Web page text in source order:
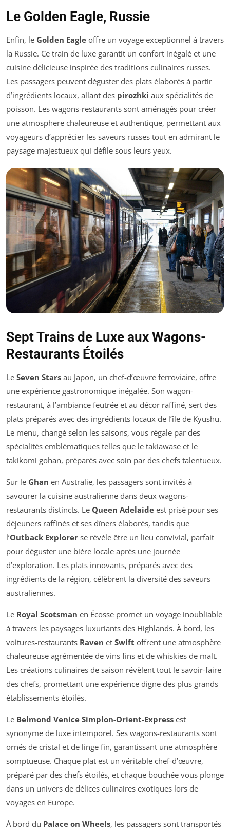
Le Golden Eagle, Russie
Enfin, le Golden Eagle offre un voyage exceptionnel à travers
la Russie. Ce train de luxe garantit un confort inégalé et une
cuisine délicieuse inspirée des traditions culinaires russes.
Les passagers peuvent déguster des plats élaborés à partir
d’ingrédients locaux, allant des pirozhki aux spécialités de
poisson. Les wagons-restaurants sont aménagés pour créer
une atmosphere chaleureuse et authentique, permettant aux
voyageurs d’apprécier les saveurs russes tout en admirant le
paysage majestueux qui défile sous leurs yeux.
Sept Trains de Luxe aux Wagons-
Restaurants Étoilés
Le Seven Stars au Japon, un chef-d’œuvre ferroviaire, offre
une expérience gastronomique inégalée. Son wagon-
restaurant, à l’ambiance feutrée et au décor raffiné, sert des
plats préparés avec des ingrédients locaux de l’île de Kyushu.
Le menu, changé selon les saisons, vous régale par des
spécialités emblématiques telles que le takiawase et le
takikomi gohan, préparés avec soin par des chefs talentueux.
Sur le Ghan en Australie, les passagers sont invités à
savourer la cuisine australienne dans deux wagons-
restaurants distincts. Le Queen Adelaide est prisé pour ses
déjeuners raffinés et ses dîners élaborés, tandis que
l’Outback Explorer se révèle être un lieu convivial, parfait
pour déguster une bière locale après une journée
d’exploration. Les plats innovants, préparés avec des
ingrédients de la région, célèbrent la diversité des saveurs
australiennes.
Le Royal Scotsman en Écosse promet un voyage inoubliable
à travers les paysages luxuriants des Highlands. À bord, les
voitures-restaurants Raven et Swift offrent une atmosphère
chaleureuse agrémentée de vins fins et de whiskies de malt.
Les créations culinaires de saison révèlent tout le savoir-faire
des chefs, promettant une expérience digne des plus grands
établissements étoilés.
Le Belmond Venice Simplon-Orient-Express est
synonyme de luxe intemporel. Ses wagons-restaurants sont
ornés de cristal et de linge fin, garantissant une atmosphère
somptueuse. Chaque plat est un véritable chef-d’œuvre,
préparé par des chefs étoilés, et chaque bouchée vous plonge
dans un univers de délices culinaires exotiques lors de
voyages en Europe.
À bord du Palace on Wheels, les passagers sont transportés